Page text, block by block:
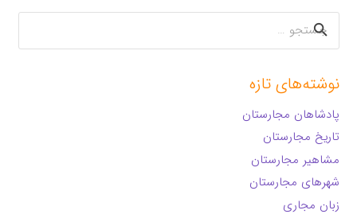
جستجو
برای:
نوشته‌های تازه
پادشاهان مجارستان
تاریخ مجارستان
مشاهیر مجارستان
شهرهای مجارستان
زبان مجاری